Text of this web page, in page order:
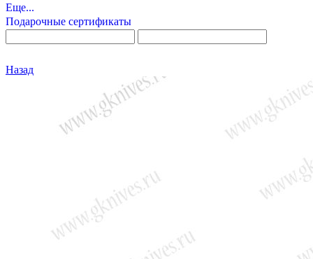
Еще...
Подарочные сертификаты
Назад